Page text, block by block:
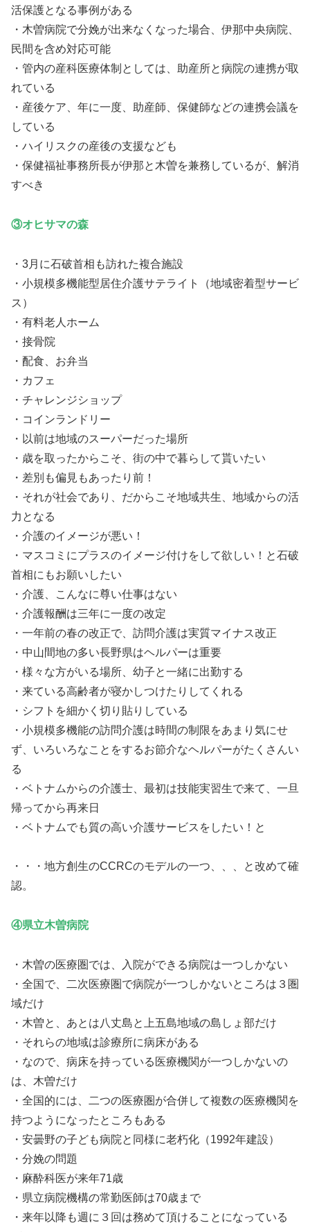
活保護となる事例がある
・木曽病院で分娩が出来なくなった場合、伊那中央病院、
民間を含め対応可能
・管内の産科医療体制としては、助産所と病院の連携が取
れている
・産後ケア、年に一度、助産師、保健師などの連携会議を
している
・ハイリスクの産後の支援なども
・保健福祉事務所長が伊那と木曽を兼務しているが、解消
すべき
③オヒサマの森
・3月に石破首相も訪れた複合施設
・小規模多機能型居住介護サテライト（地域密着型サービ
ス）
・有料老人ホーム
・接骨院
・配食、お弁当
・カフェ
・チャレンジショップ
・コインランドリー
・以前は地域のスーパーだった場所
・歳を取ったからこそ、街の中で暮らして貰いたい
・差別も偏見もあったり前！
・それが社会であり、だからこそ地域共生、地域からの活
力となる
・介護のイメージが悪い！
・マスコミにプラスのイメージ付けをして欲しい！と石破
首相にもお願いしたい
・介護、こんなに尊い仕事はない
・介護報酬は三年に一度の改定
・一年前の春の改正で、訪問介護は実質マイナス改正
・中山間地の多い長野県はヘルパーは重要
・様々な方がいる場所、幼子と一緒に出勤する
・来ている高齢者が寝かしつけたりしてくれる
・シフトを細かく切り貼りしている
・小規模多機能の訪問介護は時間の制限をあまり気にせ
ず、いろいろなことをするお節介なヘルパーがたくさんい
る
・ベトナムからの介護士、最初は技能実習生で来て、一旦
帰ってから再来日
・ベトナムでも質の高い介護サービスをしたい！と
・・・地方創生のCCRCのモデルの一つ、、、と改めて確
認。
④県立木曽病院
・木曽の医療圏では、入院ができる病院は一つしかない
・全国で、二次医療圏で病院が一つしかないところは３圏
域だけ
・木曽と、あとは八丈島と上五島地域の島しょ部だけ
・それらの地域は診療所に病床がある
・なので、病床を持っている医療機関が一つしかないの
は、木曽だけ
・全国的には、二つの医療圏が合併して複数の医療機関を
持つようになったところもある
・安曇野の子ども病院と同様に老朽化（1992年建設）
・分娩の問題
・麻酔科医が来年71歳
・県立病院機構の常勤医師は70歳まで
・来年以降も週に３回は務めて頂けることになっている